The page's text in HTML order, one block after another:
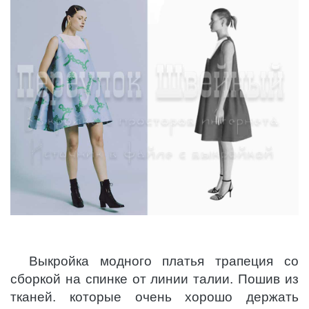
Выкройка модного платья трапеция со
сборкой на спинке от линии талии. Пошив из
тканей. которые очень хорошо держать